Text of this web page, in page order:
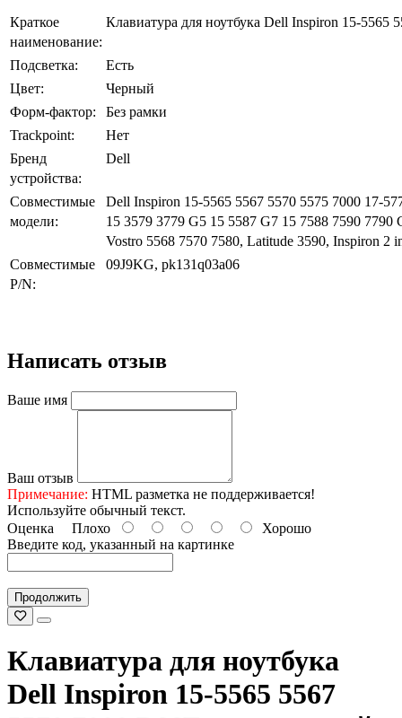
Краткое
наименование:
Клавиатура для ноутбука Dell Inspiron 15-5565
Подсветка:
Есть
Цвет:
Черный
Форм-фактор:
Без рамки
Trackpoint:
Нет
Бренд
устройства:
Dell
Совместимые
модели:
Dell Inspiron 15-5565 5567 5570 5575 7000 17-
15 3579 3779 G5 15 5587 G7 15 7588 7590
Vostro 5568 7570 7580, Latitude 3590, Inspiron 2
Совместимые
P/N:
09J9KG, pk131q03a06
Написать отзыв
Ваше имя
Ваш отзыв
Примечание: HTML разметка не поддерживается!
Используйте обычный текст.
Оценка Плохо
Хорошо
Введите код, указанный на картинке
Продолжить
Клавиатура для ноутбука
Dell Inspiron 15-5565 5567